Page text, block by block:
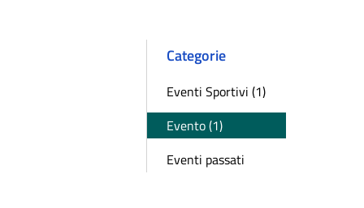
Categorie
Eventi Sportivi (1)
Evento (1)
Eventi passati